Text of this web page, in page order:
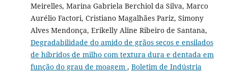
Meirelles, Marina Gabriela Berchiol da Silva, Marco
Aurélio Factori, Cristiano Magalhães Pariz, Simony
Alves Mendonça, Erikelly Aline Ribeiro de Santana,
Degradabilidade do amido de grãos secos e ensilados
de híbridos de milho com textura dura e dentada em
função do grau de moagem , Boletim de Indústria